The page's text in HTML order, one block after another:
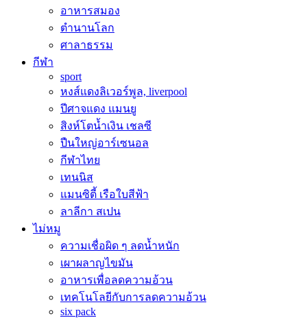
อาหารสมอง
ตำนานโลก
ศาลาธรรม
กีฬา
sport
หงส์แดงลิเวอร์พูล, liverpool
ปีศาจแดง แมนยู
สิงห์โตน้ำเงิน เชลซี
ปืนใหญ่อาร์เซนอล
กีฬาไทย
เทนนิส
แมนซิตี้ เรือใบสีฟ้า
ลาลีกา สเปน
ไม่หมู
ความเชื่อผิด ๆ ลดน้ำหนัก
เผาผลาญไขมัน
อาหารเพื่อลดความอ้วน
เทคโนโลยีกับการลดความอ้วน
six pack